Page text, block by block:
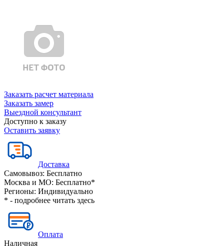
Заказать расчет материала
Заказать замер
Выездной консультант
Доступно к заказу
Оставить заявку
Доставка
Самовывоз: Бесплатно
Москва и МО: Бесплатно*
Регионы: Индивидуально
* - подробнее читать здесь
Оплата
Наличная